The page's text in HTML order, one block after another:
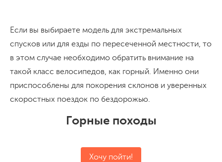
Если вы выбираете модель для экстремальных
спусков или для езды по пересеченной местности, то
в этом случае необходимо обратить внимание на
такой класс велосипедов, как горный. Именно они
приспособлены для покорения склонов и уверенных
скоростных поездок по бездорожью.
Горные походы
Хочу пойти!